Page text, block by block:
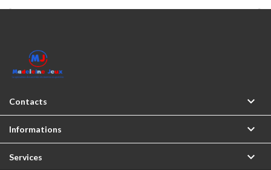
 
Contacts 
Informations 
Services 